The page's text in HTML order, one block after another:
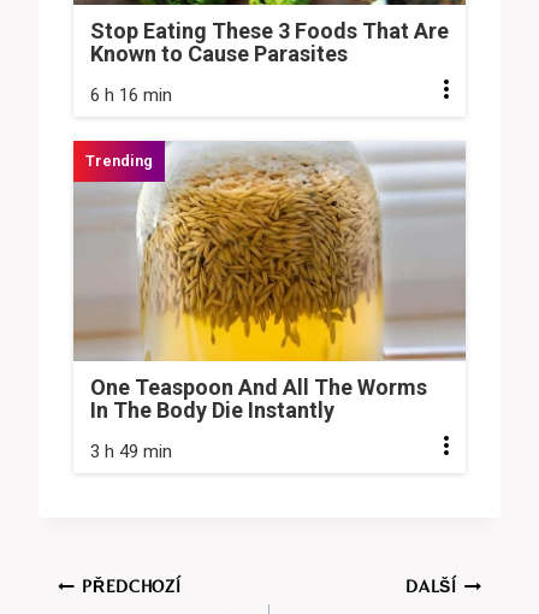
Stop Eating These 3 Foods That Are
Known to Cause Parasites
6 h 16 min
One Teaspoon And All The Worms
In The Body Die Instantly
3 h 49 min
Navigace
PŘEDCHOZÍ DALŠÍ